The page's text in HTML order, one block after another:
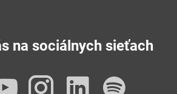
na sociálnych sieťach
YouTube
Instagram